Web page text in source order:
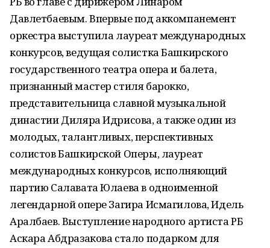
Давлетбаевым. Впервые под аккомпанемент
оркестра выступила лауреат международных
конкурсов, ведущая солистка Башкирского
государственного театра опера и балета,
признанный мастер стиля барокко,
представительница славной музыкальной
династии Диляра Идрисова, а также один из
молодых, талантливых, перспективных
солистов Башкирской Оперы, лауреат
международных конкурсов, исполняющий
партию Салавата Юлаева в одноименной
легендарной опере Загира Исмагилова, Идель
Аралбаев. Выступление народного артиста РБ
Аскара Абдразакова стало подарком для